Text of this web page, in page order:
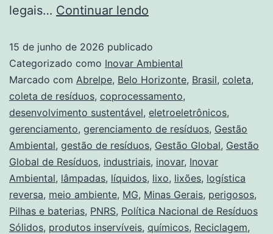
legais… Continuar lendo
15 de junho de 2026 publicado
Categorizado como Inovar Ambiental
Marcado com Abrelpe, Belo Horizonte, Brasil, coleta,
coleta de resíduos, coprocessamento,
desenvolvimento sustentável, eletroeletrônicos,
gerenciamento, gerenciamento de resíduos, Gestão
Ambiental, gestão de resíduos, Gestão Global, Gestão
Global de Resíduos, industriais, inovar, Inovar
Ambiental, lâmpadas, líquidos, lixo, lixões, logística
reversa, meio ambiente, MG, Minas Gerais, perigosos,
Pilhas e baterias, PNRS, Política Nacional de Resíduos
Sólidos, produtos inservíveis, químicos, Reciclagem,